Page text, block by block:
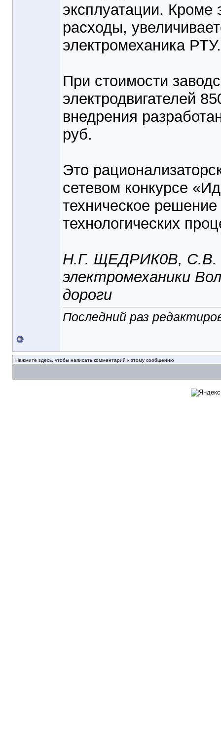
эксплуатации. Кроме
расходы,
электромеханика РТУ.
При стоимости
электродвигателей
внедрения
руб.
Это
сетевом конкурсе
техническое
технологических
Н.Г. ЩЕДРИК0В,
электромеханики
дороги
Последний раз
Нажмите здесь, чтобы написать комментарий к этому сообщению